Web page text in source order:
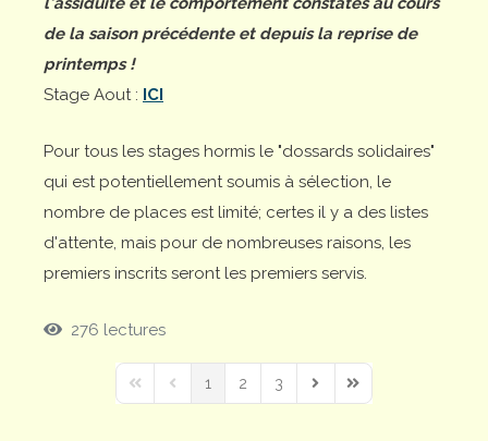
de la saison précédente et depuis la reprise de
printemps !
Stage Aout : ICI
Pour tous les stages hormis le "dossards solidaires"
qui est potentiellement soumis à sélection, le
nombre de places est limité; certes il y a des listes
d'attente, mais pour de nombreuses raisons, les
premiers inscrits seront les premiers servis.
276 lectures
First PagePrevious Page
1 2 3
Next PageLast Page